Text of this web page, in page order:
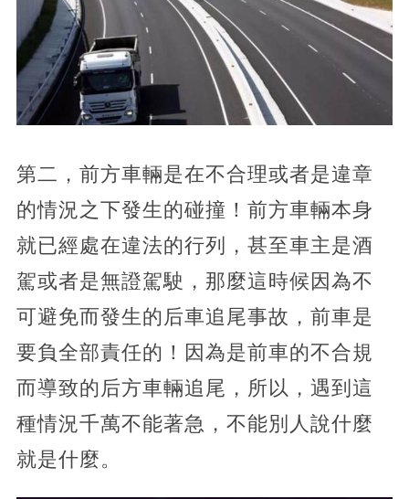
第二，前方車輛是在不合理或者是違章
的情況之下發生的碰撞！前方車輛本身
就已經處在違法的行列，甚至車主是酒
駕或者是無證駕駛，那麼這時候因為不
可避免而發生的后車追尾事故，前車是
要負全部責任的！因為是前車的不合規
而導致的后方車輛追尾，所以，遇到這
種情況千萬不能著急，不能別人說什麼
就是什麼。